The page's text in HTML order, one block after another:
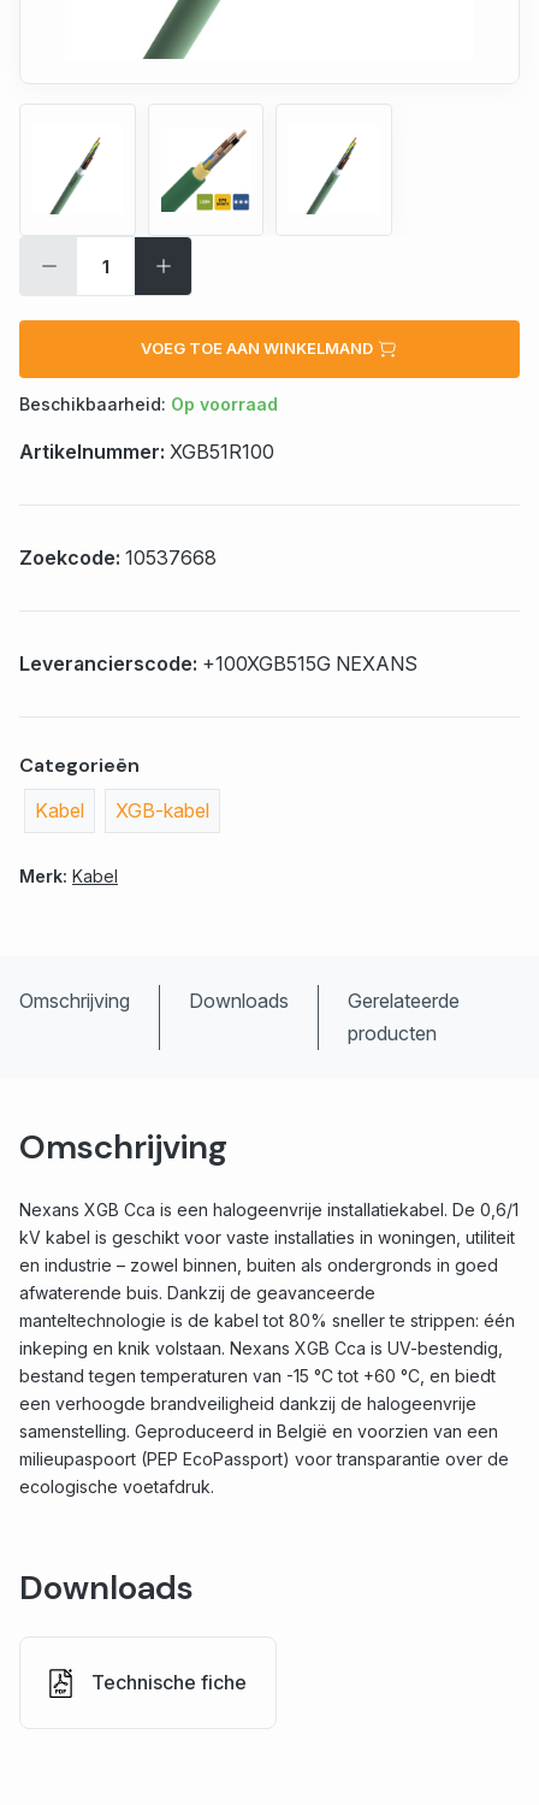
VOEG TOE AAN WINKELMAND
Beschikbaarheid: Op voorraad
Artikelnummer: XGB51R100
Zoekcode: 10537668
Leverancierscode: +100XGB515G NEXANS
Categorieën
Kabel XGB-kabel
Merk: Kabel
Omschrijving Downloads
Gerelateerde
producten
Omschrijving
Nexans XGB Cca is een halogeenvrije installatiekabel. De 0,6/1
kV kabel is geschikt voor vaste installaties in woningen, utiliteit
en industrie – zowel binnen, buiten als ondergronds in goed
afwaterende buis. Dankzij de geavanceerde
manteltechnologie is de kabel tot 80% sneller te strippen: één
inkeping en knik volstaan. Nexans XGB Cca is UV-bestendig,
bestand tegen temperaturen van -15 °C tot +60 °C, en biedt
een verhoogde brandveiligheid dankzij de halogeenvrije
samenstelling. Geproduceerd in België en voorzien van een
milieupaspoort (PEP EcoPassport) voor transparantie over de
ecologische voetafdruk.
Downloads
Technische fiche